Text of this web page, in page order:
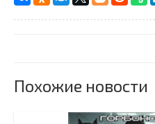
Похожие новости